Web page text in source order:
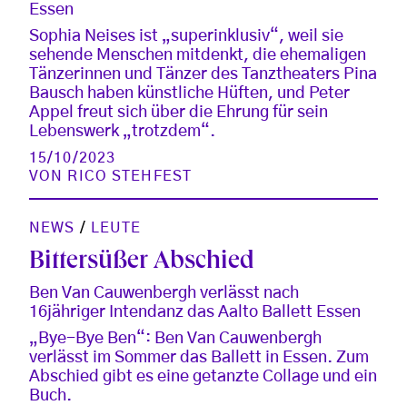
Essen
Sophia Neises ist „superinklusiv“, weil sie
sehende Menschen mitdenkt, die ehemaligen
Tänzerinnen und Tänzer des Tanztheaters Pina
Bausch haben künstliche Hüften, und Peter
Appel freut sich über die Ehrung für sein
Lebenswerk „trotzdem“.
15/10/2023
VON
RICO STEHFEST
NEWS / LEUTE
Bittersüßer Abschied
Ben Van Cauwenbergh verlässt nach
16jähriger Intendanz das Aalto Ballett Essen
„Bye-Bye Ben“: Ben Van Cauwenbergh
verlässt im Sommer das Ballett in Essen. Zum
Abschied gibt es eine getanzte Collage und ein
Buch.